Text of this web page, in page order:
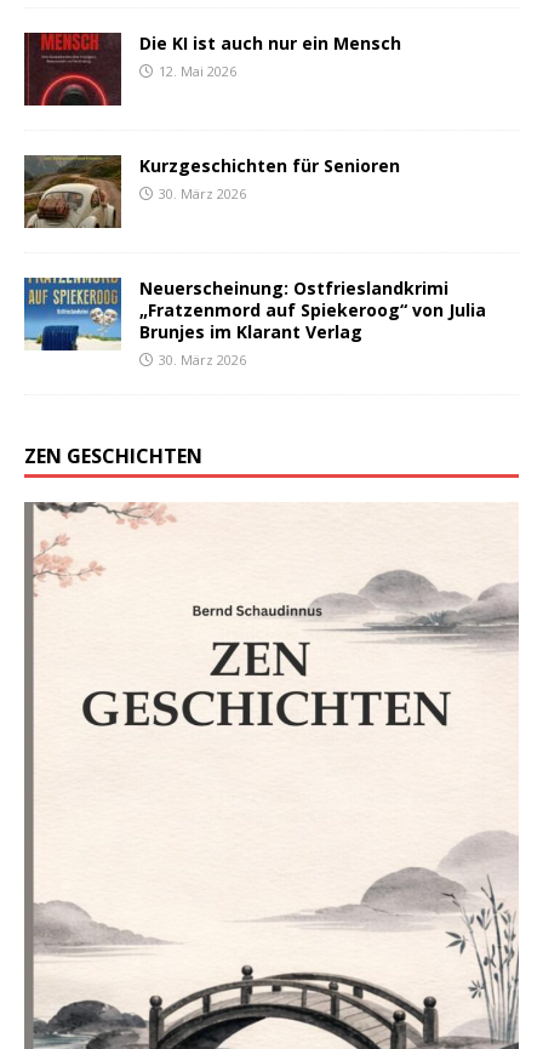
Die KI ist auch nur ein Mensch
12. Mai 2026
Kurzgeschichten für Senioren
30. März 2026
Neuerscheinung: Ostfrieslandkrimi
„Fratzenmord auf Spiekeroog“ von Julia
Brunjes im Klarant Verlag
30. März 2026
ZEN GESCHICHTEN